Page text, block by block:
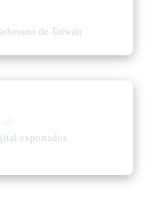
de Taiwán
exportados